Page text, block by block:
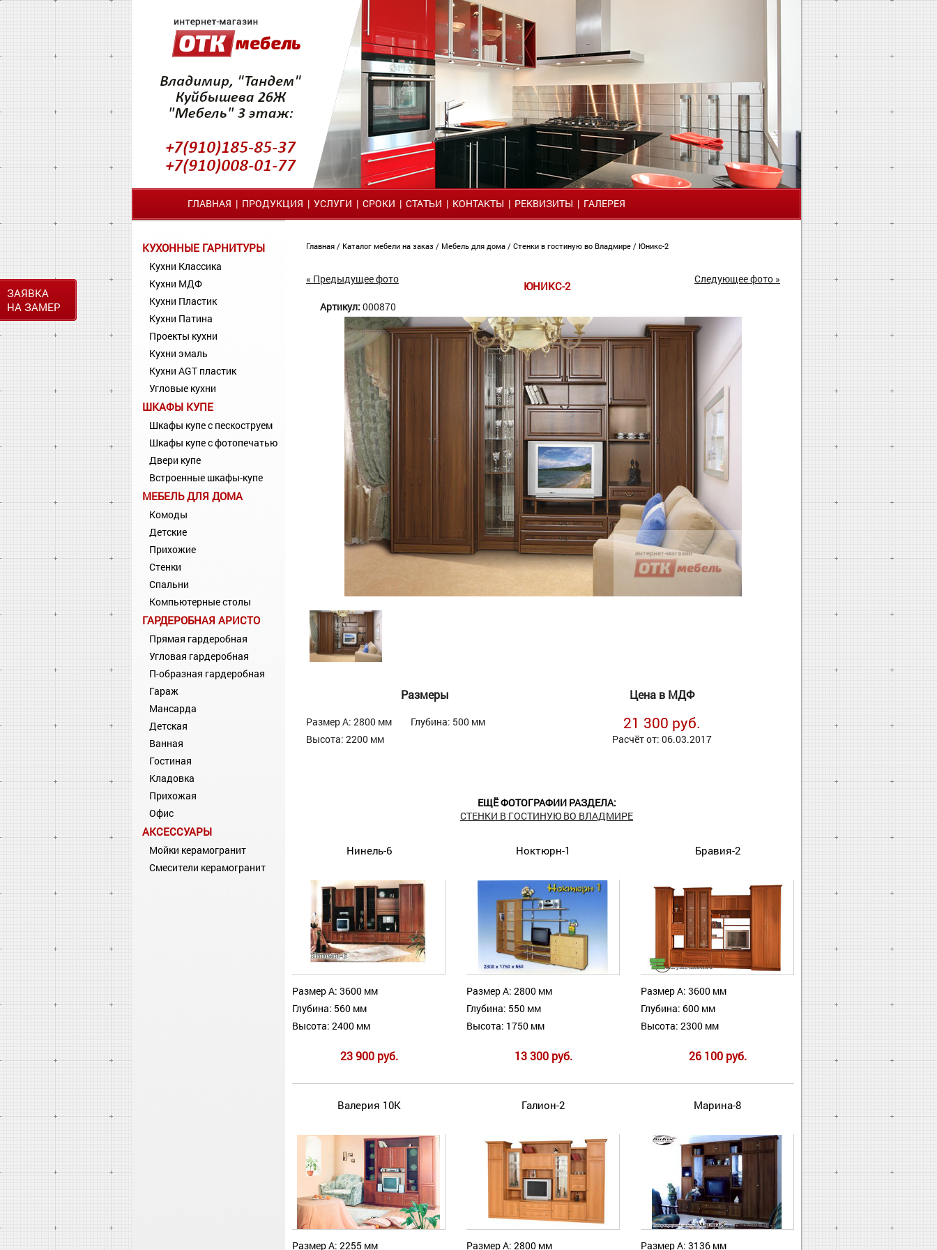
ЗАЯВКА
НА ЗАМЕР
ГЛАВНАЯ | ПРОДУКЦИЯ | УСЛУГИ | СРОКИ | СТАТЬИ | КОНТАКТЫ | РЕКВИЗИТЫ | ГАЛЕРЕЯ
КУХОННЫЕ ГАРНИТУРЫ
Кухни Классика
Кухни МДФ
Кухни Пластик
Кухни Патина
Проекты кухни
Кухни эмаль
Кухни AGT пластик
Угловые кухни
ШКАФЫ КУПЕ
Шкафы купе с пескоструем
Шкафы купе с фотопечатью
Двери купе
Встроенные шкафы-купе
МЕБЕЛЬ ДЛЯ ДОМА
Комоды
Детские
Прихожие
Стенки
Спальни
Компьютерные столы
ГАРДЕРОБНАЯ АРИСТО
Прямая гардеробная
Угловая гардеробная
П-образная гардеробная
Гараж
Мансарда
Детская
Ванная
Гостиная
Кладовка
Прихожая
Офис
АКСЕССУАРЫ
Мойки керамогранит
Смесители керамогранит
Главная / Каталог мебели на заказ / Мебель для дома / Стенки в гостиную во Владмире / Юникс-2
« Предыдущее фото Следующее фото »
ЮНИКС-2
Артикул: 000870
Размеры
Размер А: 2800 мм
Глубина: 500 мм
Высота: 2200 мм
Цена в МДФ
21 300 руб.
Расчёт от: 06.03.2017
ЕЩЁ ФОТОГРАФИИ РАЗДЕЛА:
СТЕНКИ В ГОСТИНУЮ ВО ВЛАДМИРЕ
Нинель-6
Размер А: 3600 мм
Глубина: 560 мм
Высота: 2400 мм
23 900 руб.
Ноктюрн-1
Размер А: 2800 мм
Глубина: 550 мм
Высота: 1750 мм
13 300 руб.
Бравия-2
Размер А: 3600 мм
Глубина: 600 мм
Высота: 2300 мм
26 100 руб.
Валерия 10К
Размер А: 2255 мм
Галион-2
Размер А: 2800 мм
Марина-8
Размер А: 3136 мм